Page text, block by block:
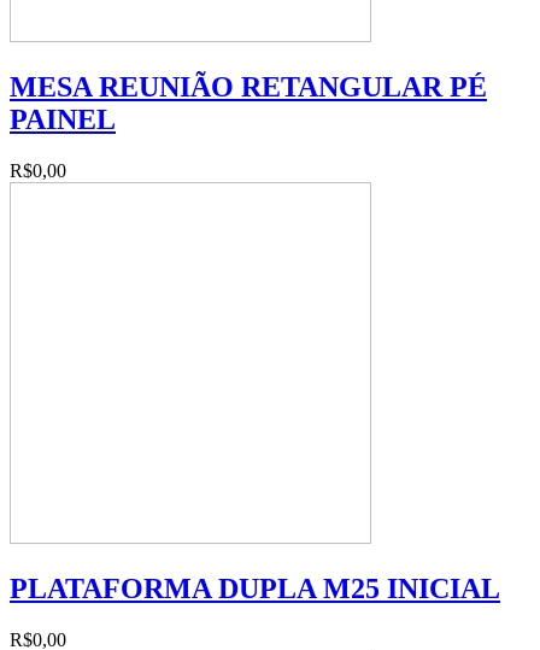
MESA REUNIÃO RETANGULAR PÉ
PAINEL
R$0,00
PLATAFORMA DUPLA M25 INICIAL
R$0,00